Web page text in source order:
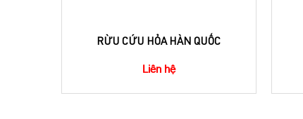
RỪU CỨU HỎA HÀN QUỐC
Liên hệ